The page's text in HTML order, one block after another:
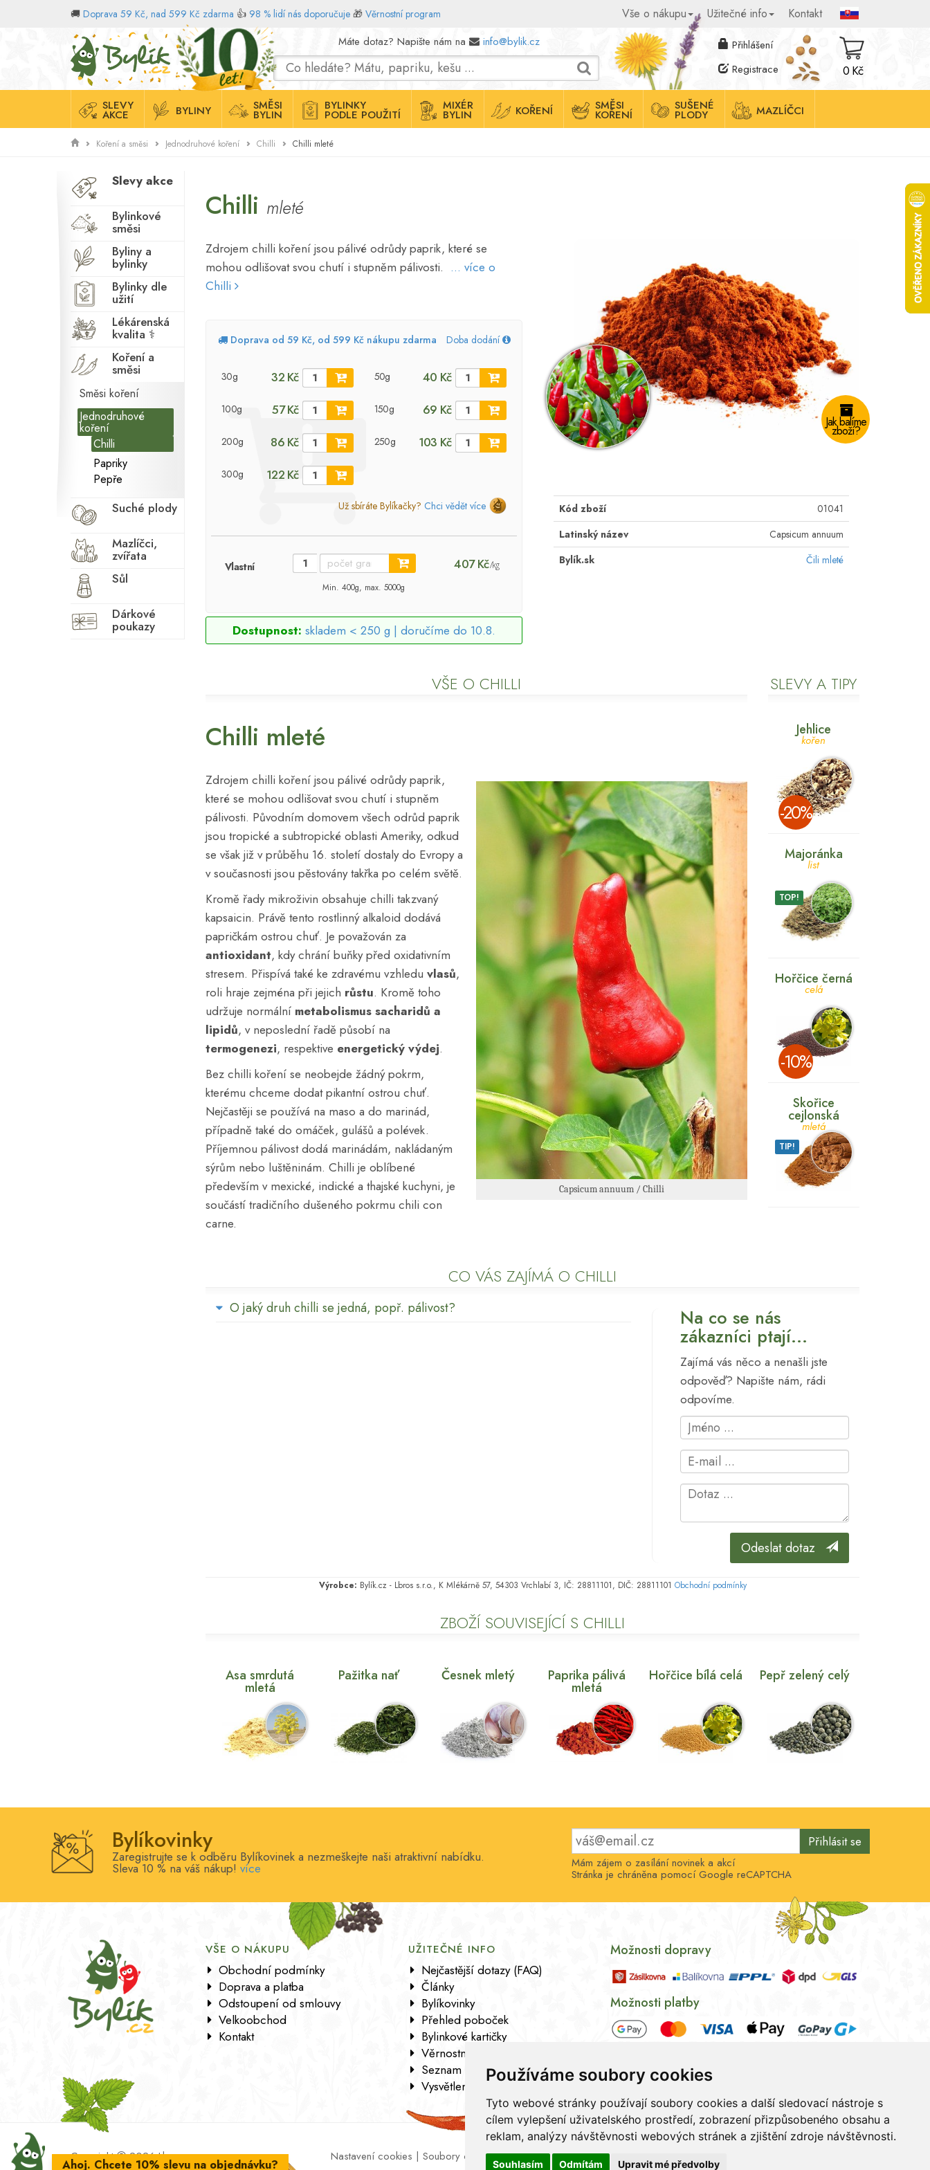
Používáme soubory cookies
Tyto webové stránky používají soubory cookies a další sledovací nástroje s
cílem vylepšení uživatelského prostředí, zobrazení přizpůsobeného obsahu a
reklam, analýzy návštěvnosti webových stránek a zjištění zdroje návštěvnosti.
Souhlasím Odmítám Upravit mé předvolby
🚚 Doprava 59 Kč, nad 599 Kč zdarma 👍 98 % lidí nás doporučuje 🎁 Věrnostní program Vše o nákupu Užitečné info Kontakt
Domů Máte dotaz? Napište nám na info@bylik.cz
Přihlášení
Registrace
0 Kč
SLEVY
AKCE BYLINY SMĚSI
BYLIN
BYLINKY
PODLE POUŽITÍ
MIXÉR
BYLIN KOŘENÍ SMĚSI
KOŘENÍ
SUŠENÉ
PLODY MAZLÍČCI
Koření a směsi Jednodruhové koření Chilli Chilli mleté
Slevy akce
Bylinkové
směsi
Byliny a
bylinky
Bylinky dle
užití
Lékárenská
kvalita ⚕
Koření a
směsi
Směsi koření
Jednodruhové
koření
Chilli
Papriky
Pepře
Suché plody
Mazlíčci,
zvířata
Sůl
Dárkové
poukazy
Chilli mleté
Zdrojem chilli koření jsou pálivé odrůdy paprik, které se
mohou odlišovat svou chutí i stupněm pálivosti. ... více o
Chilli
Doprava od 59 Kč, od 599 Kč nákupu zdarma Doba dodání
30g 32 Kč 50g 40 Kč
100g 57 Kč 150g 69 Kč
200g 86 Kč 250g 103 Kč
300g 122 Kč
Už sbíráte Bylíkačky? Chci vědět více
Vlastní 407 Kč/kg
Min. 400g, max. 5000g
Dostupnost: skladem < 250 g | doručíme do 10.8.
Jak balíme
zboží?
Kód zboží
01041
Latinský název
Capsicum annuum
Bylík.sk
Čili mleté
VŠE O CHILLI
Chilli mleté
Capsicum annuum / Chilli
Zdrojem chilli koření jsou pálivé odrůdy paprik,
které se mohou odlišovat svou chutí i stupněm
pálivosti. Původním domovem všech odrůd paprik
jsou tropické a subtropické oblasti Ameriky, odkud
se však již v průběhu 16. století dostaly do Evropy a
v současnosti jsou pěstovány takřka po celém světě.
Kromě řady mikroživin obsahuje chilli takzvaný
kapsaicin. Právě tento rostlinný alkaloid dodává
papričkám ostrou chuť. Je považován za
antioxidant, kdy chrání buňky před oxidativním
stresem. Přispívá také ke zdravému vzhledu vlasů,
roli hraje zejména při jejich růstu. Kromě toho
udržuje normální metabolismus sacharidů a
lipidů, v neposlední řadě působí na
termogenezi, respektive energetický výdej.
Bez chilli koření se neobejde žádný pokrm,
kterému chceme dodat pikantní ostrou chuť.
Nejčastěji se používá na maso a do marinád,
případně také do omáček, gulášů a polévek.
Příjemnou pálivost dodá marinádám, nakládaným
sýrům nebo luštěninám. Chilli je oblíbené
především v mexické, indické a thajské kuchyni, je
součástí tradičního dušeného pokrmu chili con
carne.
SLEVY A TIPY
Jehlice
kořen
­-20%
Majoránka
list
TOP!
Hořčice černá
celá
­-10%
Skořice
cejlonská
mletá
TIP!
CO VÁS ZAJÍMÁ O CHILLI
O jaký druh chilli se jedná, popř. pálivost? Na co se nás
zákazníci ptají...
Zajímá vás něco a nenašli jste
odpověď? Napište nám, rádi
odpovíme.
Odeslat dotaz
Výrobce: Bylík.cz - Lbros s.r.o., K Mlékárně 57, 54303 Vrchlabí 3, IČ: 28811101, DIČ: 28811101 Obchodní podmínky
ZBOŽÍ SOUVISEJÍCÍ S CHILLI
Asa smrdutá
mletá
Pažitka nať Česnek mletý Paprika pálivá
mletá
Hořčice bílá celá Pepř zelený celý
Bylíkovinky
Zaregistrujte se k odběru Bylíkovinek a nezmeškejte naši atraktivní nabídku.
Sleva 10 % na váš nákup! více
Přihlásit se
Mám zájem o zasílání novinek a akcí
Stránka je chráněna pomocí Google reCAPTCHA
VŠE O NÁKUPU
Obchodní podmínky
Doprava a platba
Odstoupení od smlouvy
Velkoobchod
Kontakt
UŽITEČNÉ INFO
Nejčastější dotazy (FAQ)
Články
Bylíkovinky
Přehled poboček
Bylinkové kartičky
Věrnostní program
Seznam sortimentu
Vysvětlení analytických údajů
Možnosti dopravy
Možnosti platby
Copyright 2026 Lbros s.r.o. Nastavení cookies | Soubory cookies|Zásady zpracování osobních údajů
Ahoj. Chcete 10% slevu na objednávku?